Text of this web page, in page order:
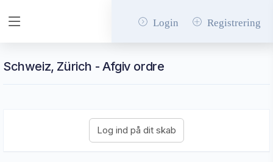
Login Registrering
Schweiz, Zürich - Afgiv ordre